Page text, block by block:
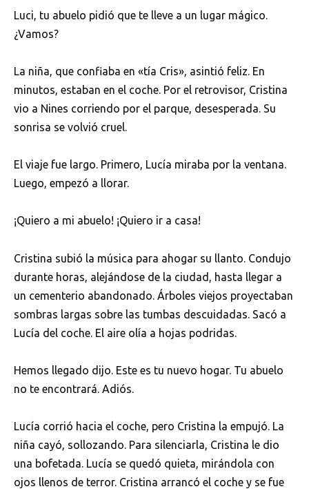
Luci, tu abuelo pidió que te lleve a un lugar mágico.
¿Vamos?
La niña, que confiaba en «tía Cris», asintió feliz. En
minutos, estaban en el coche. Por el retrovisor, Cristina
vio a Nines corriendo por el parque, desesperada. Su
sonrisa se volvió cruel.
El viaje fue largo. Primero, Lucía miraba por la ventana.
Luego, empezó a llorar.
¡Quiero a mi abuelo! ¡Quiero ir a casa!
Cristina subió la música para ahogar su llanto. Condujo
durante horas, alejándose de la ciudad, hasta llegar a
un cementerio abandonado. Árboles viejos proyectaban
sombras largas sobre las tumbas descuidadas. Sacó a
Lucía del coche. El aire olía a hojas podridas.
Hemos llegado dijo. Este es tu nuevo hogar. Tu abuelo
no te encontrará. Adiós.
Lucía corrió hacia el coche, pero Cristina la empujó. La
niña cayó, sollozando. Para silenciarla, Cristina le dio
una bofetada. Lucía se quedó quieta, mirándola con
ojos llenos de terror. Cristina arrancó el coche y se fue